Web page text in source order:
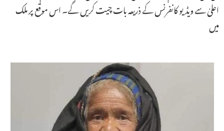
اعلیٰ سے ویڈیو کانفرنس کے ذریعہ بات چیت کریں گے۔ اس موقع پر ملک
میں